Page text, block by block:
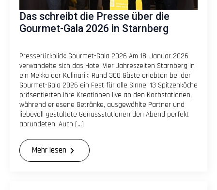
Das schreibt die Presse über die
Gourmet-Gala 2026 in Starnberg
Presserückblick: Gourmet-Gala 2026 Am 18. Januar 2026
verwandelte sich das Hotel Vier Jahreszeiten Starnberg in
ein Mekka der Kulinarik: Rund 300 Gäste erlebten bei der
Gourmet-Gala 2026 ein Fest für alle Sinne. 13 Spitzenköche
präsentierten ihre Kreationen live an den Kochstationen,
während erlesene Getränke, ausgewählte Partner und
liebevoll gestaltete Genussstationen den Abend perfekt
abrundeten. Auch […]
Mehr lesen